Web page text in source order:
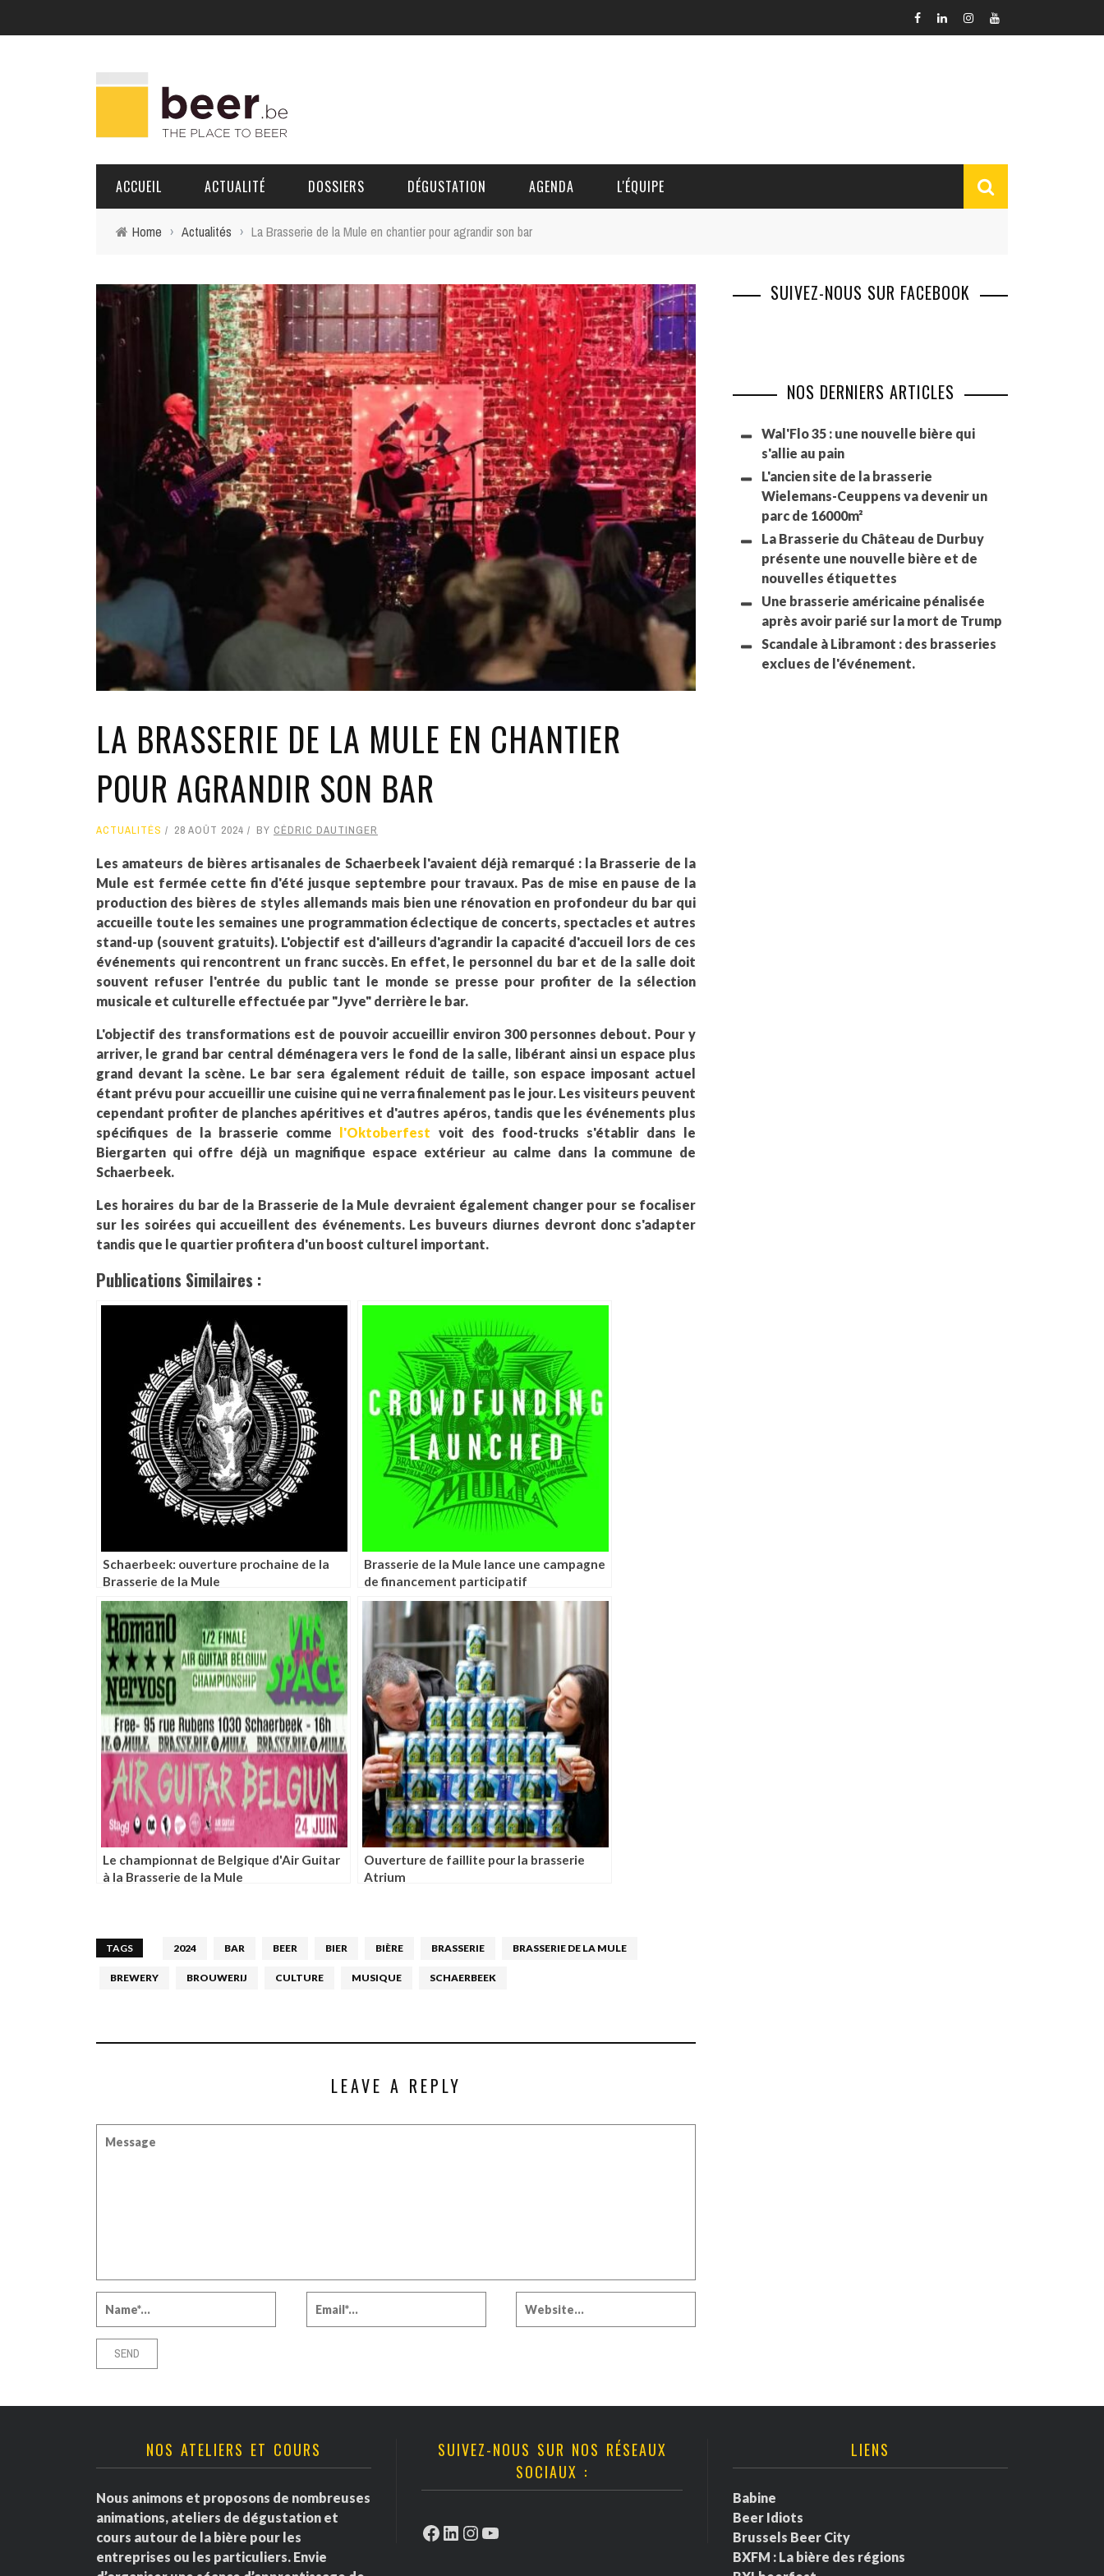
ACCUEIL ACTUALITÉ DOSSIERS
PORTRAITS
DÉGUSTATION AGENDA L'ÉQUIPE
DAVID BLOCTEUR
ALAIN DE BOUVÈRE
HÉLÈNE SPITAELS
AGALMA PADAW0NE
JEREMY KUPROWSKI
FLORENCE CONSTANTIN
Home › Actualités › La Brasserie de la Mule en chantier pour agrandir son bar
LA BRASSERIE DE LA MULE EN CHANTIER
POUR AGRANDIR SON BAR
ACTUALITÉS 28 AOÛT 2024 BY CÉDRIC DAUTINGER
Les amateurs de bières artisanales de Schaerbeek l'avaient déjà remarqué : la Brasserie de la
Mule est fermée cette fin d'été jusque septembre pour travaux. Pas de mise en pause de la
production des bières de styles allemands mais bien une rénovation en profondeur du bar qui
accueille toute les semaines une programmation éclectique de concerts, spectacles et autres
stand-up (souvent gratuits). L'objectif est d'ailleurs d'agrandir la capacité d'accueil lors de ces
événements qui rencontrent un franc succès. En effet, le personnel du bar et de la salle doit
souvent refuser l'entrée du public tant le monde se presse pour profiter de la sélection
musicale et culturelle effectuée par "Jyve" derrière le bar.
L'objectif des transformations est de pouvoir accueillir environ 300 personnes debout. Pour y
arriver, le grand bar central déménagera vers le fond de la salle, libérant ainsi un espace plus
grand devant la scène. Le bar sera également réduit de taille, son espace imposant actuel
étant prévu pour accueillir une cuisine qui ne verra finalement pas le jour. Les visiteurs peuvent
cependant profiter de planches apéritives et d'autres apéros, tandis que les événements plus
spécifiques de la brasserie comme l'Oktoberfest voit des food-trucks s'établir dans le
Biergarten qui offre déjà un magnifique espace extérieur au calme dans la commune de
Schaerbeek.
Les horaires du bar de la Brasserie de la Mule devraient également changer pour se focaliser
sur les soirées qui accueillent des événements. Les buveurs diurnes devront donc s'adapter
tandis que le quartier profitera d'un boost culturel important.
Publications Similaires :
Schaerbeek: ouverture prochaine de la
Brasserie de la Mule
Brasserie de la Mule lance une campagne
de financement participatif
Le championnat de Belgique d'Air Guitar
à la Brasserie de la Mule
Ouverture de faillite pour la brasserie
Atrium
TAGS 2024 BAR BEER BIER BIÈRE BRASSERIE BRASSERIE DE LA MULE
BREWERY BROUWERIJ CULTURE MUSIQUE SCHAERBEEK
LEAVE A REPLY
SUIVEZ-NOUS SUR FACEBOOK
NOS DERNIERS ARTICLES
Wal'Flo 35 : une nouvelle bière qui
s'allie au pain
L'ancien site de la brasserie
Wielemans-Ceuppens va devenir un
parc de 16000m²
La Brasserie du Château de Durbuy
présente une nouvelle bière et de
nouvelles étiquettes
Une brasserie américaine pénalisée
après avoir parié sur la mort de Trump
Scandale à Libramont : des brasseries
exclues de l'événement.
NOS ATELIERS ET COURS
Nous animons et proposons de nombreuses
animations, ateliers de dégustation et
cours autour de la bière pour les
entreprises ou les particuliers. Envie
SUIVEZ-NOUS SUR NOS RÉSEAUX
SOCIAUX :
Facebook
LinkedIn
Instagram
YouTube
LIENS
Babine
Beer Idiots
Brussels Beer City
BXFM : La bière des régions